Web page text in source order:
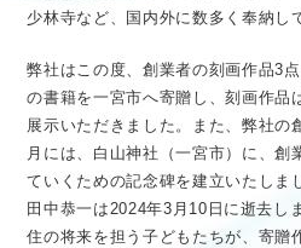
少林寺など、国内外に数多く奉納し
弊社はこの度、創業者の刻画作品3
の書籍を一宮市へ寄贈し、刻画作品
展示いただきました。また、弊社の
月には、白山神社（一宮市）に、創
ていくための記念碑を建立いたしま
田中恭一は2024年3月10日に逝去し
住の将来を担う子どもたちが、寄贈